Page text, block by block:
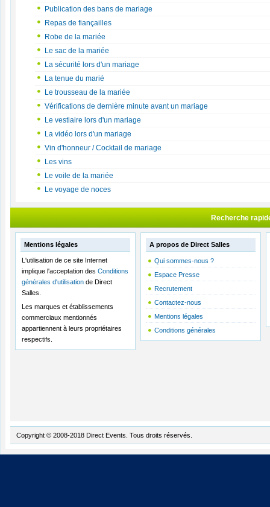
Publication des bans de mariage
Repas de fiançailles
Robe de la mariée
Le sac de la mariée
La sécurité lors d'un mariage
La tenue du marié
Le trousseau de la mariée
Vérifications de dernière minute avant un mariage
Le vestiaire lors d'un mariage
La vidéo lors d'un mariage
Vin d'honneur / Cocktail de mariage
Les vins
Le voile de la mariée
Le voyage de noces
Recherche
Mentions légales
L'utilisation de ce site Internet
implique l'acceptation des Conditions
générales d'utilisation de Direct
Salles.
Les marques et établissements
commerciaux mentionnés
appartiennent à leurs propriétaires
respectifs.
A propos de Direct Salles
Qui sommes-nous ?
Espace Presse
Recrutement
Contactez-nous
Mentions légales
Conditions générales
Copyright © 2008-2018 Direct Events. Tous droits réservés.